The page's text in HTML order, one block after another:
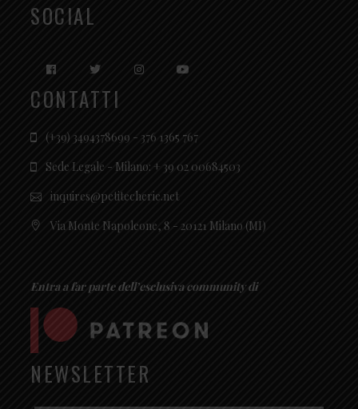
SOCIAL
CONTATTI
(+39) 3494378699 - 376 1365 767
Sede Legale - Milano: + 39 02 00684503
inquires@petitecherie.net
Via Monte Napoleone, 8 - 20121 Milano (MI)
Entra a far parte dell’esclusiva community di
NEWSLETTER